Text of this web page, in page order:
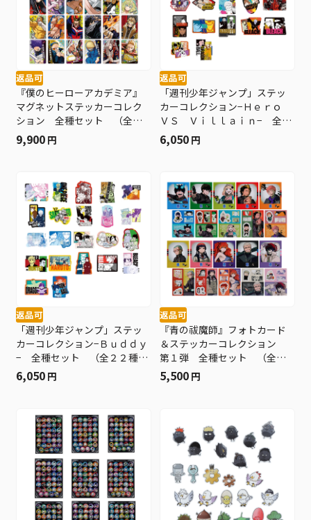
返品可
『僕のヒーローアカデミア』
マグネットステッカーコレク
ション 全種セット （全３
０種入り） ＢＤ４−ＪＦ
9,900 円
返品可
「週刊少年ジャンプ」ステッ
カーコレクション−Ｈｅｒｏ
ＶＳ Ｖｉｌｌａｉｎ− 全種
セット （全２２種入り）
ＢＤ４−ＪＦ
6,050 円
返品可
「週刊少年ジャンプ」ステッ
カーコレクション−Ｂｕｄｄｙ
− 全種セット （全２２種入
り） ＢＤ４−ＪＦ
6,050 円
返品可
『青の祓魔師』フォトカード
＆ステッカーコレクション
第１弾 全種セット （全１
０種入り） ＜青の祓魔師展
＞ ＢＥ１
5,500 円